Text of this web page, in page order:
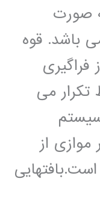
صورت
باشد. قوه
فراگیری
می
موازی از